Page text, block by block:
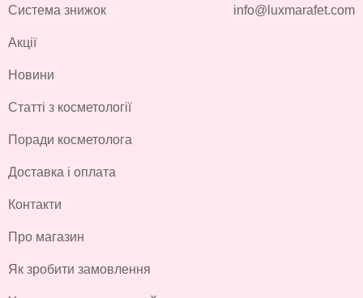
Система знижок
Акції
Новини
Статті з косметології
Поради косметолога
Доставка і оплата
Контакти
Про магазин
Як зробити замовлення
info@luxmarafet.com